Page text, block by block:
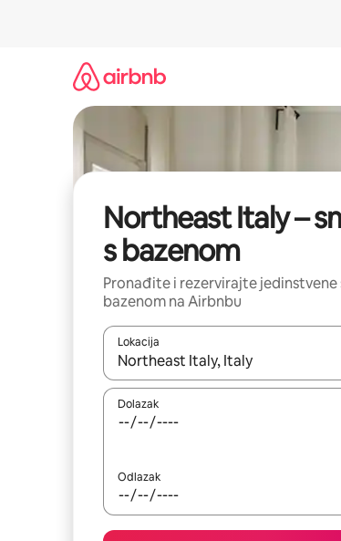
Northeast Italy –
s bazenom
Pronađite i rezervirajte jedinstvene
bazenom na Airbnbu
Lokacija
Kada budu dostupni rezultati, moći
Dolazak
Odlazak